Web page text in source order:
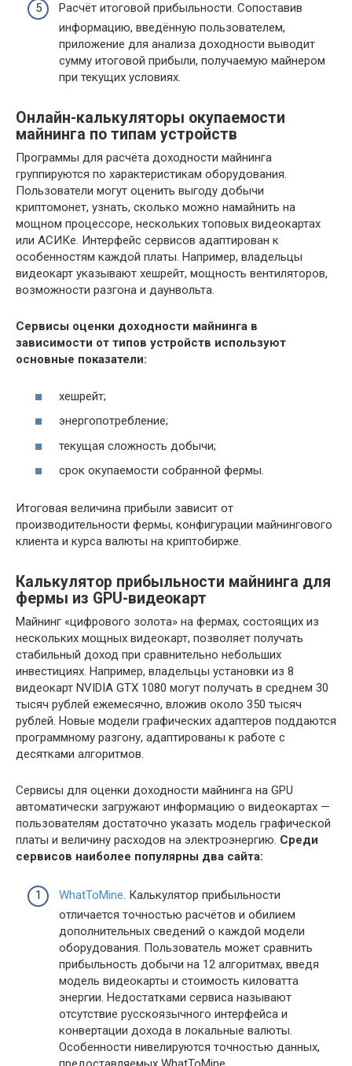
Расчёт итоговой прибыльности. Сопоставив
информацию, введённую пользователем,
приложение для анализа доходности выводит
сумму итоговой прибыли, получаемую майнером
при текущих условиях.
Онлайн-калькуляторы окупаемости
майнинга по типам устройств
Программы для расчёта доходности майнинга
группируются по характеристикам оборудования.
Пользователи могут оценить выгоду добычи
криптомонет, узнать, сколько можно намайнить на
мощном процессоре, нескольких топовых видеокартах
или АСИКе. Интерфейс сервисов адаптирован к
особенностям каждой платы. Например, владельцы
видеокарт указывают хешрейт, мощность вентиляторов,
возможности разгона и даунвольта.
Сервисы оценки доходности майнинга в
зависимости от типов устройств используют
основные показатели:
хешрейт;
энергопотребление;
текущая сложность добычи;
срок окупаемости собранной фермы.
Итоговая величина прибыли зависит от
производительности фермы, конфигурации майнингового
клиента и курса валюты на криптобирже.
Калькулятор прибыльности майнинга для
фермы из GPU-видеокарт
Майнинг «цифрового золота» на фермах, состоящих из
нескольких мощных видеокарт, позволяет получать
стабильный доход при сравнительно небольших
инвестициях. Например, владельцы установки из 8
видеокарт NVIDIA GTX 1080 могут получать в среднем 30
тысяч рублей ежемесячно, вложив около 350 тысяч
рублей. Новые модели графических адаптеров поддаются
программному разгону, адаптированы к работе с
десятками алгоритмов.
Сервисы для оценки доходности майнинга на GPU
автоматически загружают информацию о видеокартах —
пользователям достаточно указать модель графической
платы и величину расходов на электроэнергию. Среди
сервисов наиболее популярны два сайта:
WhatToMine. Калькулятор прибыльности
отличается точностью расчётов и обилием
дополнительных сведений о каждой модели
оборудования. Пользователь может сравнить
прибыльность добычи на 12 алгоритмах, введя
модель видеокарты и стоимость киловатта
энергии. Недостатками сервиса называют
отсутствие русскоязычного интерфейса и
конвертации дохода в локальные валюты.
Особенности нивелируются точностью данных,